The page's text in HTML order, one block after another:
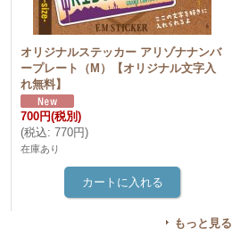
オリジナルステッカー アリゾナナンバ
ープレート（M）【オリジナル文字入
れ無料】
700円(税別)
(税込: 770円)
在庫あり
もっと見る